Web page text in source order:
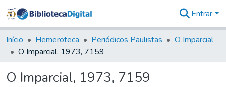
&
Coleções
Tudo na
Digital
Entrar
Início Hemeroteca Periódicos Paulistas
O Imparcial
O Imparcial, 1973, 7159
O Imparcial, 1973, 7159